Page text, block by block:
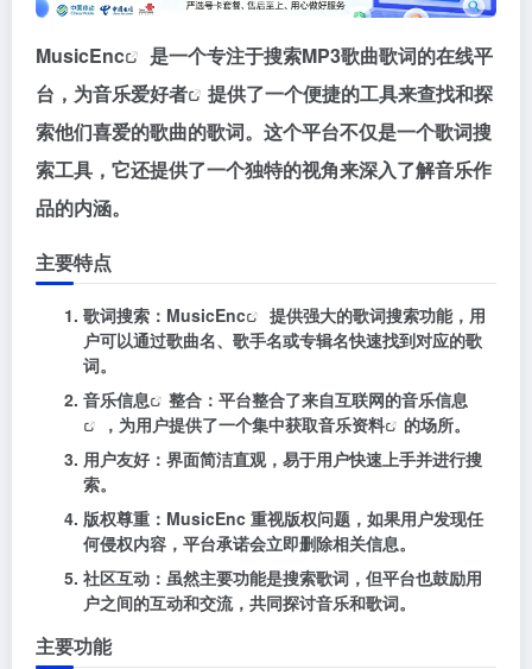
MusicEnc
是一个专注于搜索MP3歌曲歌词的在线平
台，为音乐爱好者
提供了一个便捷的工具来查找和探
索他们喜爱的歌曲的歌词。这个平台不仅是一个歌词搜
索工具，它还提供了一个独特的视角来深入了解音乐作
品的内涵。
主要特点
歌词搜索 ： MusicEnc
提供强大的歌词搜索功能，用
户可以通过歌曲名、歌手名或专辑名快速找到对应的歌
词。
音乐信息
整合 ：平台整合了来自互联网的音乐信息
，为用户提供了一个集中获取音乐资料
的场所。
用户友好 ：界面简洁直观，易于用户快速上手并进行搜
索。
版权尊重 ：MusicEnc 重视版权问题，如果用户发现任
何侵权内容，平台承诺会立即删除相关信息。
社区互动 ：虽然主要功能是搜索歌词，但平台也鼓励用
户之间的互动和交流，共同探讨音乐和歌词。
主要功能